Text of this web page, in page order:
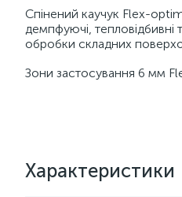
Спінений каучук Flex-
демпфуючі, тепловідбивні
обробки складних
Зони застосування 6 мм
Характеристики